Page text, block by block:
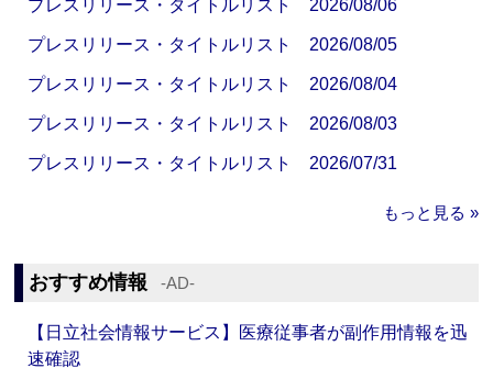
プレスリリース・タイトルリスト 2026/08/06
プレスリリース・タイトルリスト 2026/08/05
プレスリリース・タイトルリスト 2026/08/04
プレスリリース・タイトルリスト 2026/08/03
プレスリリース・タイトルリスト 2026/07/31
もっと見る »
おすすめ情報 ‐AD‐
【日立社会情報サービス】医療従事者が副作用情報を迅
速確認